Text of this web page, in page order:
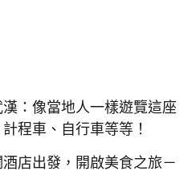
：像當地人一樣遊覽這座
程車、自行車等等！
店出發，開啟美食之旅－